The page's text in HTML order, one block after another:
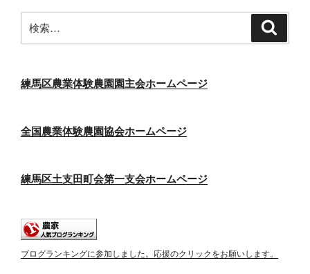
ン
索:
練馬区農業体験農園園主会ホームページ
全国農業体験農園協会ホームページ
練馬区土支田町会第一支会ホームページ
ブログランキングに参加しました。応援のクリックをお願いします。